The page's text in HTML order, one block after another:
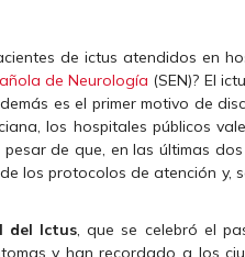
de ictus atendidos en
de Neurología (SEN)? El
es el primer motivo de
los hospitales públicos
de que, en las últimas
los protocolos de atención y,
del Ictus, que se celebró el
y han recordado a los